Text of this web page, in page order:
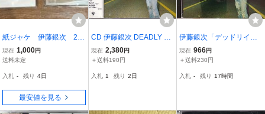
紙ジャケ 伊藤銀次 2枚
セット コレクション整
理
現在 1,000円
送料未定
入札 - 残り 4日
最安値を見る
CD 伊藤銀次 DEADLY D
RIVE デッドリイ・ドライ
ブ
現在 2,380円
＋送料190円
入札 1 残り 2日
伊藤銀次「デッドリイ・
ドライブ（DEADLY DRIV
E）」（A）CD
現在 966円
＋送料230円
入札 - 残り 17時間